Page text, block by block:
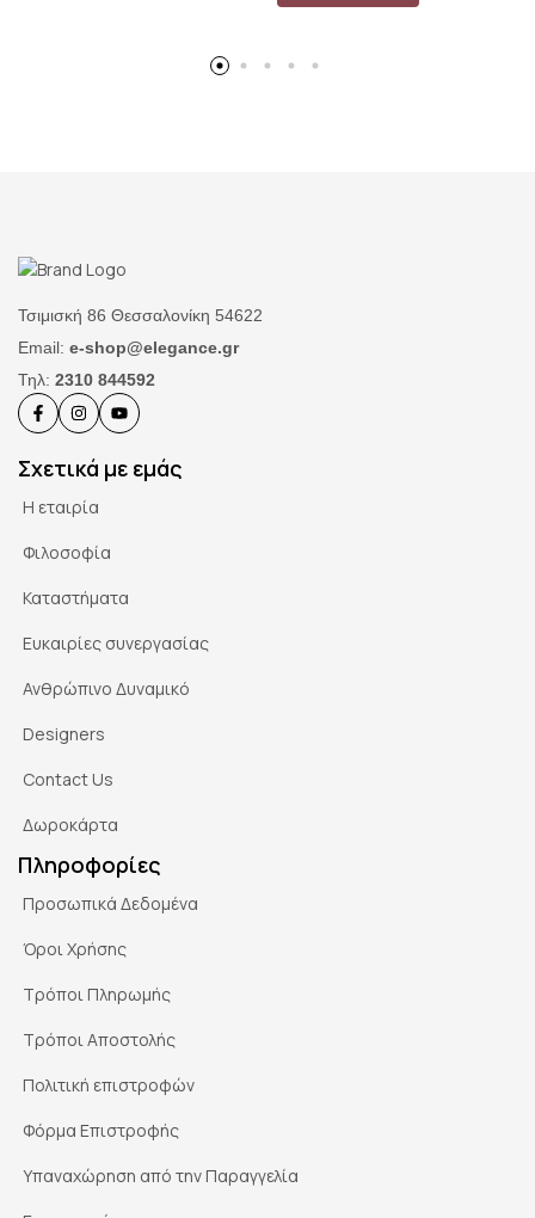
Τσιμισκή 86 Θεσσαλονίκη 54622
Email: e-shop@elegance.gr
Τηλ: 2310 844592
Σχετικά με εμάς
Η εταιρία
Φιλοσοφία
Καταστήματα
Ευκαιρίες συνεργασίας
Ανθρώπινο Δυναμικό
Designers
Contact Us
Δωροκάρτα
Πληροφορίες
Προσωπικά Δεδομένα
Όροι Χρήσης
Τρόποι Πληρωμής
Τρόποι Αποστολής
Πολιτική επιστροφών
Φόρμα Επιστροφής
Υπαναχώρηση από την Παραγγελία